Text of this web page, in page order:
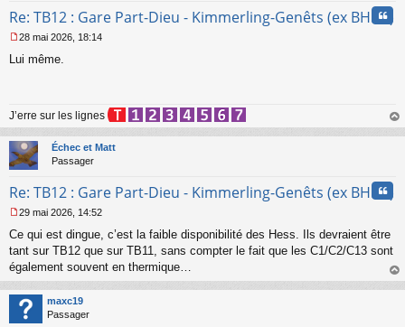
Re: TB12 : Gare Part-Dieu - Kimmerling-Genêts (ex BHNS)
e
g
e
n
o
n
u
28 mai 2026, 18:14
Lui même.
J’erre sur les lignes
au
Échec et Matt
Passager
Re: TB12 : Gare Part-Dieu - Kimmerling-Genêts (ex BHNS)
e
s
s
a
g
e
n
29 mai 2026, 14:52
Ce qui est dingue, c’est la faible disponibilité des Hess. Ils devraient être
tant sur TB12 que sur TB11, sans compter le fait que les C1/C2/C13 sont
également souvent en thermique…
au
maxc19
Passager